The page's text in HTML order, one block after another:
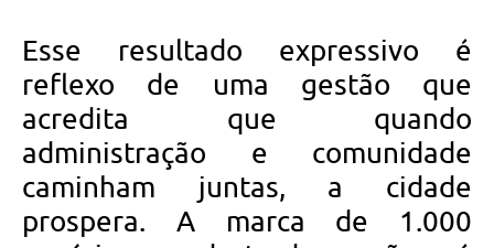
Esse resultado expressivo é
reflexo de uma gestão que
acredita que quando
administração e comunidade
caminham juntas, a cidade
prospera. A marca de 1.000